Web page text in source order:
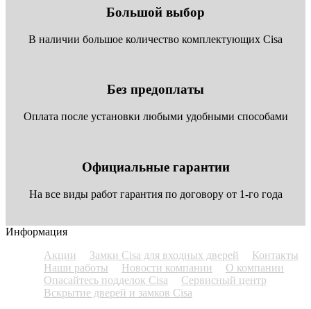
Большой выбор
В наличии большое количество комплектующих Cisa
Без предоплаты
Оплата после установки любыми удобными способами
Официальные гарантии
На все виды работ гарантия по договору от 1-го года
Информация
Акции
Замки Cisa для входных дверей
Контакты
Наши работы
Новости компании
О компании
Опасайтесь подделок Cisa
Сервисный центр
Вскрытие дверей и замков Cisa